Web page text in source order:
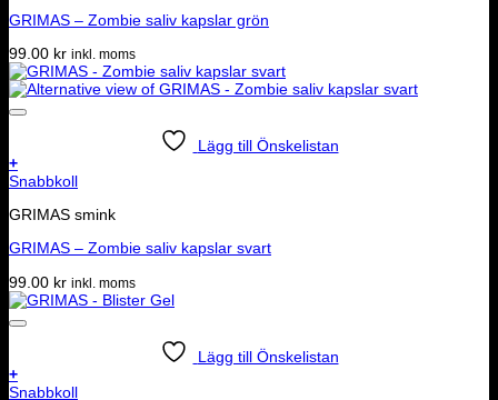
GRIMAS – Zombie saliv kapslar grön
99.00 kr inkl. moms
Lägg till Önskelistan
+
Snabbkoll
GRIMAS smink
GRIMAS – Zombie saliv kapslar svart
99.00 kr inkl. moms
Lägg till Önskelistan
+
Snabbkoll